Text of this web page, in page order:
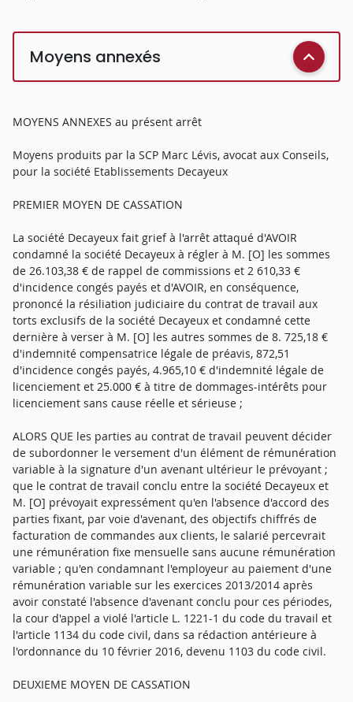
Moyens annexés
MOYENS ANNEXES au présent arrêt
Moyens produits par la SCP Marc Lévis, avocat aux Conseils,
pour la société Etablissements Decayeux
PREMIER MOYEN DE CASSATION
La société Decayeux fait grief à l'arrêt attaqué d'AVOIR
condamné la société Decayeux à régler à M. [O] les sommes
de 26.103,38 € de rappel de commissions et 2 610,33 €
d'incidence congés payés et d'AVOIR, en conséquence,
prononcé la résiliation judiciaire du contrat de travail aux
torts exclusifs de la société Decayeux et condamné cette
dernière à verser à M. [O] les autres sommes de 8. 725,18 €
d'indemnité compensatrice légale de préavis, 872,51
d'incidence congés payés, 4.965,10 € d'indemnité légale de
licenciement et 25.000 € à titre de dommages-intérêts pour
licenciement sans cause réelle et sérieuse ;
ALORS QUE les parties au contrat de travail peuvent décider
de subordonner le versement d'un élément de rémunération
variable à la signature d'un avenant ultérieur le prévoyant ;
que le contrat de travail conclu entre la société Decayeux et
M. [O] prévoyait expressément qu'en l'absence d'accord des
parties fixant, par voie d'avenant, des objectifs chiffrés de
facturation de commandes aux clients, le salarié percevrait
une rémunération fixe mensuelle sans aucune rémunération
variable ; qu'en condamnant l'employeur au paiement d'une
rémunération variable sur les exercices 2013/2014 après
avoir constaté l'absence d'avenant conclu pour ces périodes,
la cour d'appel a violé l'article L. 1221-1 du code du travail et
l'article 1134 du code civil, dans sa rédaction antérieure à
l'ordonnance du 10 février 2016, devenu 1103 du code civil.
DEUXIEME MOYEN DE CASSATION